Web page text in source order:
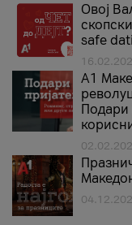
Овој
safe
А1
Подари